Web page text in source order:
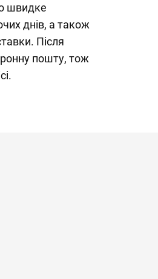
швидке
днів, а також
Після
пошту, тож